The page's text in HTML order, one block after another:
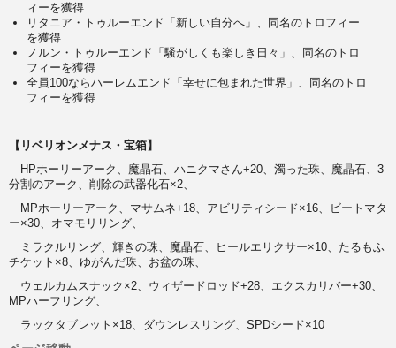
ィーを獲得
リタニア・トゥルーエンド「新しい自分へ」、同名のトロフィー
を獲得
ノルン・トゥルーエンド「騒がしくも楽しき日々」、同名のトロ
フィーを獲得
全員100ならハーレムエンド「幸せに包まれた世界」、同名のトロ
フィーを獲得
【リベリオンメナス・宝箱】
HPホーリーアーク、魔晶石、ハニクマさん+20、濁った珠、魔晶石、3
分割のアーク、削除の武器化石×2、
MPホーリーアーク、マサムネ+18、アビリティシード×16、ビートマタ
ー×30、オマモリリング、
ミラクルリング、輝きの珠、魔晶石、ヒールエリクサー×10、たるもふ
チケット×8、ゆがんだ珠、お盆の珠、
ウェルカムスナック×2、ウィザードロッド+28、エクスカリバー+30、
MPハーフリング、
ラックタブレット×18、ダウンレスリング、SPDシード×10